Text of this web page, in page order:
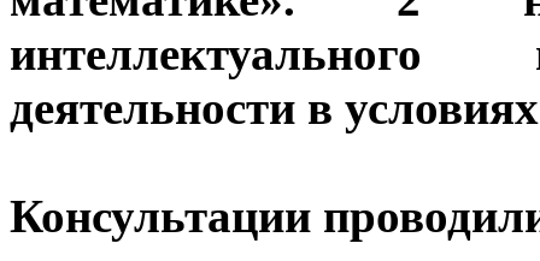
интеллектуального
деятельности в
Консультации